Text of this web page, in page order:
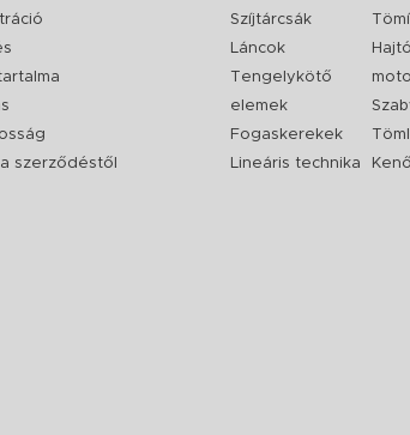
a szerződéstől
Szíjtárcsák
Láncok
Tengelykötő
elemek
Fogaskerekek
Lineáris technika